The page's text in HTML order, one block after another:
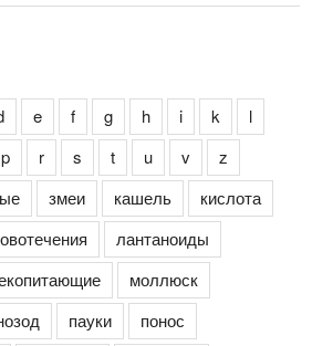
e f g h i k
l
p r s t u v
z
змеи кашель
кислота
лантаноиды
моллюск
пауки
понос